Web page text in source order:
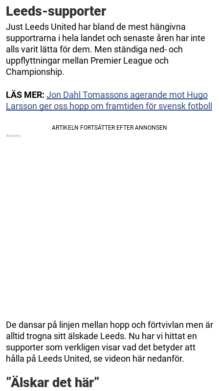
Leeds-supporter
Just Leeds United har bland de mest hängivna
supportrarna i hela landet och senaste åren har inte
alls varit lätta för dem. Men ständiga ned- och
uppflyttningar mellan Premier League och
Championship.
LÄS MER: Jon Dahl Tomassons agerande mot Hugo
Larsson ger oss hopp om framtiden för svensk fotboll
De dansar på linjen mellan hopp och förtvivlan men är
alltid trogna sitt älskade Leeds. Nu har vi hittat en
supporter som verkligen visar vad det betyder att
hålla på Leeds United, se videon här nedanför.
”Älskar det här”